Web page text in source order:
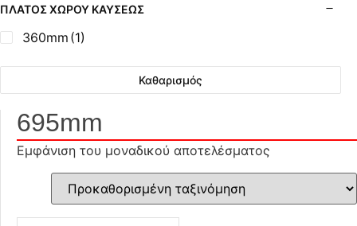
ΠΛΆΤΟΣ ΧΏΡΟΥ ΚΑΎΣΕΩΣ
360mm (1)
Καθαρισμός
695mm
Εμφάνιση του μοναδικού αποτελέσματος